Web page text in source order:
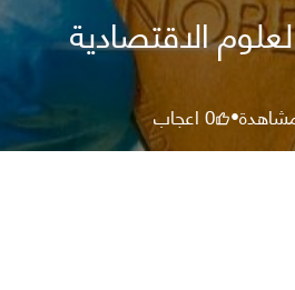
الاقتصادية
•
0اعجاب